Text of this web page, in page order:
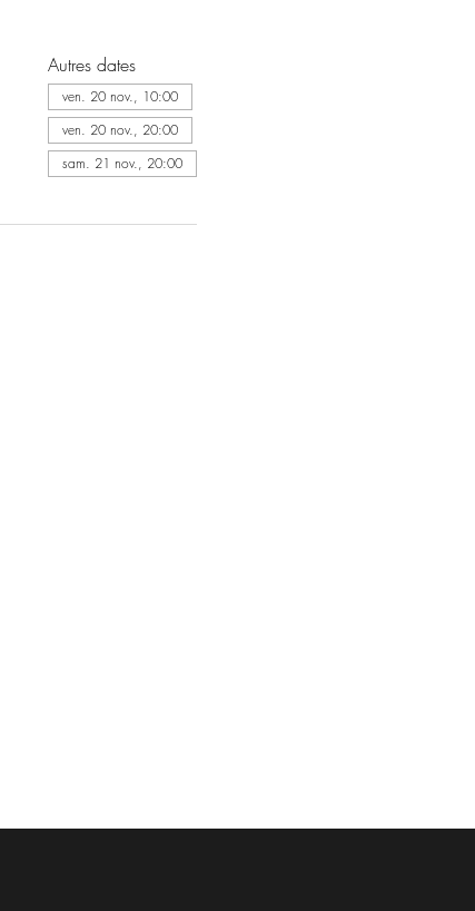
Autres dates
ven. 20 nov., 10:00
ven. 20 nov., 20:00
sam. 21 nov., 20:00